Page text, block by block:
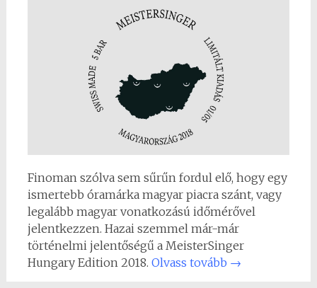
Finoman szólva sem sűrűn fordul elő, hogy egy
ismertebb óramárka magyar piacra szánt, vagy
legalább magyar vonatkozású időmérővel
jelentkezzen. Hazai szemmel már-már
történelmi jelentőségű a MeisterSinger
Hungary Edition 2018. Olvass tovább →